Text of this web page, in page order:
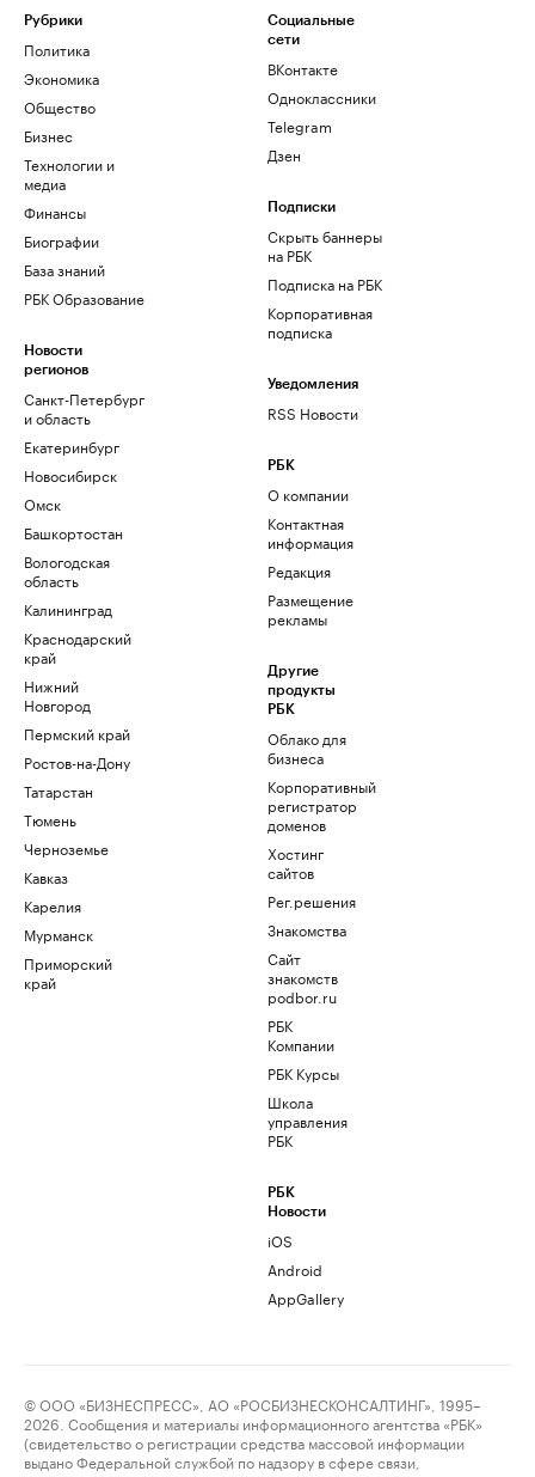
Рубрики
Политика
Экономика
Общество
Бизнес
Технологии и
медиа
Финансы
Биографии
База знаний
РБК Образование
Новости
регионов
Санкт-Петербург
и область
Екатеринбург
Новосибирск
Омск
Башкортостан
Вологодская
область
Калининград
Краснодарский
край
Нижний
Новгород
Пермский край
Ростов-на-Дону
Татарстан
Тюмень
Черноземье
Кавказ
Карелия
Мурманск
Приморский
край
Социальные
сети
ВКонтакте
Одноклассники
Telegram
Дзен
Подписки
Скрыть баннеры
на РБК
Подписка на РБК
Корпоративная
подписка
Уведомления
RSS Новости
РБК
О компании
Контактная
информация
Редакция
Размещение
рекламы
Другие
продукты
РБК
Облако для
бизнеса
Корпоративный
регистратор
доменов
Хостинг
сайтов
Рег.решения
Знакомства
Сайт
знакомств
podbor.ru
РБК
Компании
РБК Курсы
Школа
управления
РБК
РБК
Новости
iOS
Android
AppGallery
© ООО «БИЗНЕСПРЕСС», АО «РОСБИЗНЕСКОНСАЛТИНГ», 1995–
2026. Сообщения и материалы информационного агентства «РБК»
(свидетельство о регистрации средства массовой информации
выдано Федеральной службой по надзору в сфере связи,